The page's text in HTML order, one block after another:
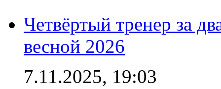
Четвёртый тренер за
весной 2026
7.11.2025, 19:03